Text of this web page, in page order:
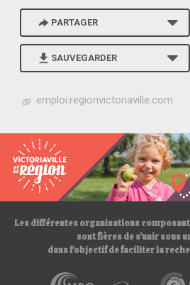
PARTAGER
SAUVEGARDER
h
p
s
:
/
/
emploi.regionvictoriaville.com
Les différentes organisations
sont fières de s’unir sous
dans l’objectif de faciliter la